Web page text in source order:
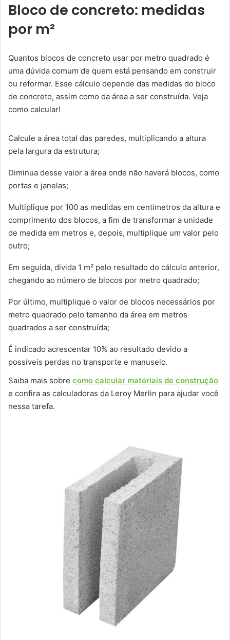
Bloco de concreto: medidas
por m²
Quantos blocos de concreto usar por metro quadrado é
uma dúvida comum de quem está pensando em construir
ou reformar. Esse cálculo depende das medidas do bloco
de concreto, assim como da área a ser construída. Veja
como calcular!
Calcule a área total das paredes, multiplicando a altura
pela largura da estrutura;
Diminua desse valor a área onde não haverá blocos, como
portas e janelas;
Multiplique por 100 as medidas em centímetros da altura e
comprimento dos blocos, a fim de transformar a unidade
de medida em metros e, depois, multiplique um valor pelo
outro;
Em seguida, divida 1 m² pelo resultado do cálculo anterior,
chegando ao número de blocos por metro quadrado;
Por último, multiplique o valor de blocos necessários por
metro quadrado pelo tamanho da área em metros
quadrados a ser construída;
É indicado acrescentar 10% ao resultado devido a
possíveis perdas no transporte e manuseio.
Saiba mais sobre como calcular materiais de construção
e confira as calculadoras da Leroy Merlin para ajudar você
nessa tarefa.